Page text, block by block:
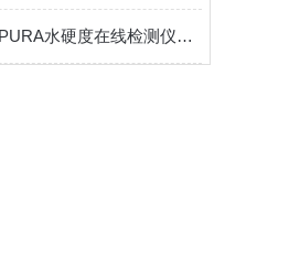
意大利APURA水硬度在线检测仪是否适合工业水硬度在线检测？